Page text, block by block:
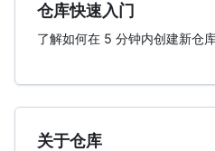
仓库快速入门
了解如何在 5 分钟内创建新仓
关于仓库